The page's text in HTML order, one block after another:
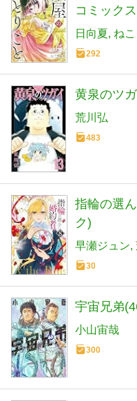
コミック
日向夏 ね
292
黄泉のツ
荒川弘
483
指輪の選
ク)
早瀬ジュン
30
宇宙兄弟
小山宙哉
300